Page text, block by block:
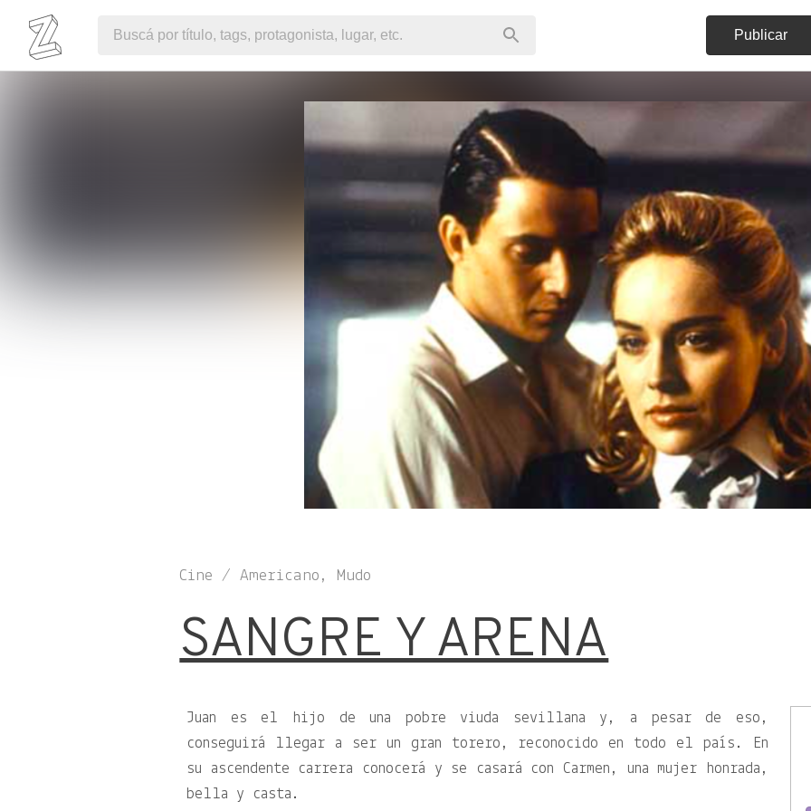
Publicar
Cine / Americano, Mudo
SANGRE Y ARENA
Juan es el hijo de una pobre viuda sevillana y, a pesar de eso,
conseguirá llegar a ser un gran torero, reconocido en todo el país. En
su ascendente carrera conocerá y se casará con Carmen, una mujer honrada,
bella y casta.